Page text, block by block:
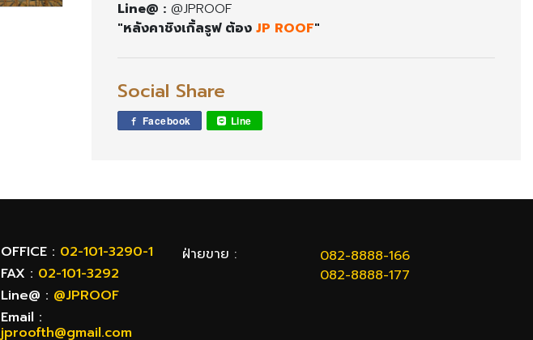
Line@ : @JPROOF
"หลังคาชิงเกิ้ลรูฟ ต้อง JP ROOF"
Social Share
Facebook Line
OFFICE : 02-101-3290-1
FAX : 02-101-3292
Line@ : @JPROOF
Email :
jproofth@gmail.com
ฝ่ายขาย :
082-8888-166
082-8888-177